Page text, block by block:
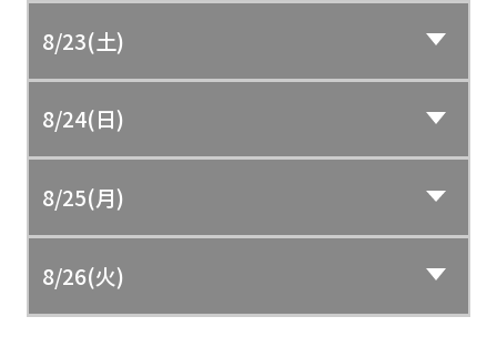
8/23(土)
8/24(日)
8/25(月)
8/26(火)